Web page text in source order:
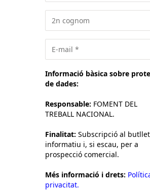
Informació bàsica sobre
de dades:
Responsable: FOMENT DEL
TREBALL NACIONAL.
Finalitat: Subscripció al
informatiu i, si escau, per a
prospecció comercial.
Més informació i drets:
privacitat.